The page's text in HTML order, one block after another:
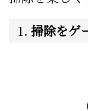
1. 掃除をゲ